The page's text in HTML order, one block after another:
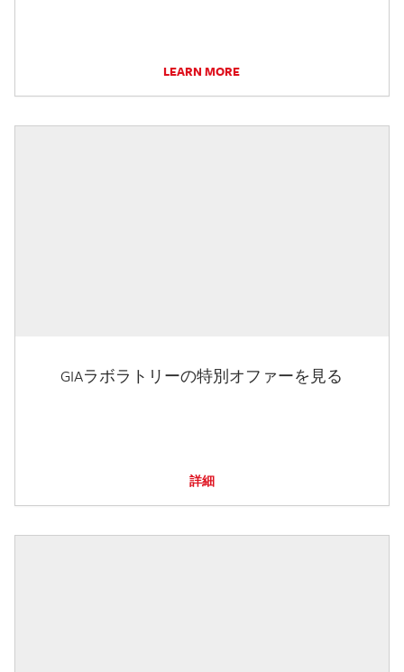
LEARN MORE
GIAラボラトリーの特別オファーを見る
詳細